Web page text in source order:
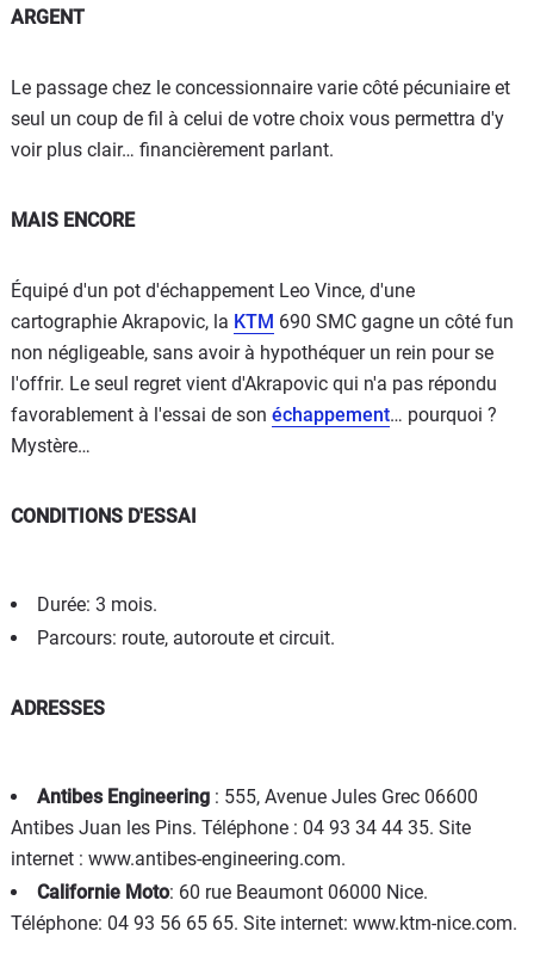
ARGENT
Le passage chez le concessionnaire varie côté pécuniaire et
seul un coup de fil à celui de votre choix vous permettra d'y
voir plus clair… financièrement parlant.
MAIS ENCORE
Équipé d'un pot d'échappement Leo Vince, d'une
cartographie Akrapovic, la KTM 690 SMC gagne un côté fun
non négligeable, sans avoir à hypothéquer un rein pour se
l'offrir. Le seul regret vient d'Akrapovic qui n'a pas répondu
favorablement à l'essai de son échappement… pourquoi ?
Mystère…
CONDITIONS D'ESSAI
Durée: 3 mois.
Parcours: route, autoroute et circuit.
ADRESSES
Antibes Engineering : 555, Avenue Jules Grec 06600
Antibes Juan les Pins. Téléphone : 04 93 34 44 35. Site
internet : www.antibes-engineering.com.
Californie Moto: 60 rue Beaumont 06000 Nice.
Téléphone: 04 93 56 65 65. Site internet: www.ktm-nice.com.